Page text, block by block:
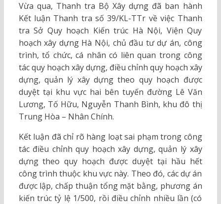
Vừa qua, Thanh tra Bộ Xây dựng đã ban hành
Kết luận Thanh tra số 39/KL-TTr về việc Thanh
tra Sở Quy hoạch Kiến trúc Hà Nội, Viện Quy
hoạch xây dựng Hà Nội, chủ đầu tư dự án, công
trình, tổ chức, cá nhân có liên quan trong công
tác quy hoạch xây dựng, điều chỉnh quy hoạch xây
dựng, quản lý xây dựng theo quy hoạch được
duyệt tại khu vực hai bên tuyến đường Lê Văn
Lương, Tố Hữu, Nguyễn Thanh Bình, khu đô thị
Trung Hòa – Nhân Chính.
Kết luận đã chỉ rõ hàng loạt sai phạm trong công
tác điều chỉnh quy hoạch xây dựng, quản lý xây
dựng theo quy hoạch được duyệt tại hầu hết
công trình thuộc khu vực này. Theo đó, các dự án
được lập, chấp thuận tổng mặt bằng, phương án
kiến trúc tỷ lệ 1/500, rồi điều chỉnh nhiều lần (có